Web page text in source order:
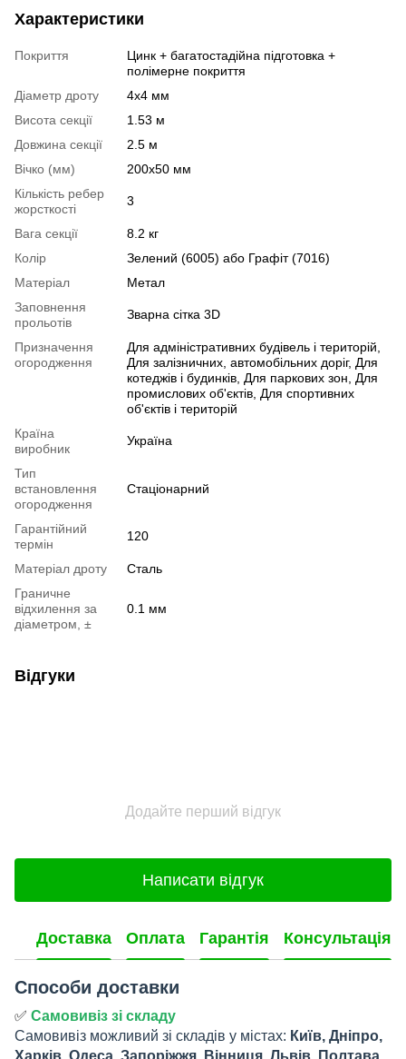
Характеристики
Покриття
Цинк + багатостадійна підготовка +
полімерне покриття
Діаметр дроту
4х4 мм
Висота секції
1.53 м
Довжина секції
2.5 м
Вічко (мм)
200х50 мм
Кількість ребер
жорсткості
3
Вага секції
8.2 кг
Колір
Зелений (6005) або Графіт (7016)
Матеріал
Метал
Заповнення
прольотів
Зварна сітка 3D
Призначення
огородження
Для адміністративних будівель і територій,
Для залізничних, автомобільних доріг, Для
котеджів і будинків, Для паркових зон, Для
промислових об'єктів, Для спортивних
об'єктів і територій
Країна
виробник
Україна
Тип
встановлення
огородження
Стаціонарний
Гарантійний
термін
120
Матеріал дроту
Сталь
Граничне
відхилення за
діаметром, ±
0.1 мм
Відгуки
Додайте перший відгук
Написати відгук
Доставка Оплата Гарантія Консультація
Способи доставки
✅ Самовивіз зі складу
Самовивіз можливий зі складів у містах: Київ, Дніпро,